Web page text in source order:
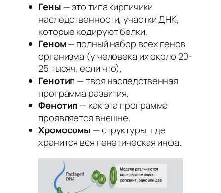
Гены — это типа кирпичики
наследственности, участки ДНК,
которые кодируют белки,
Геном— полный набор всех генов
организма (у человека их около 20-
25 тысяч, если что),
Генотип — твоя наследственная
программа развития,
Фенотип — как эта программа
проявляется внешне,
Хромосомы — структуры, где
хранится вся генетическая инфа.